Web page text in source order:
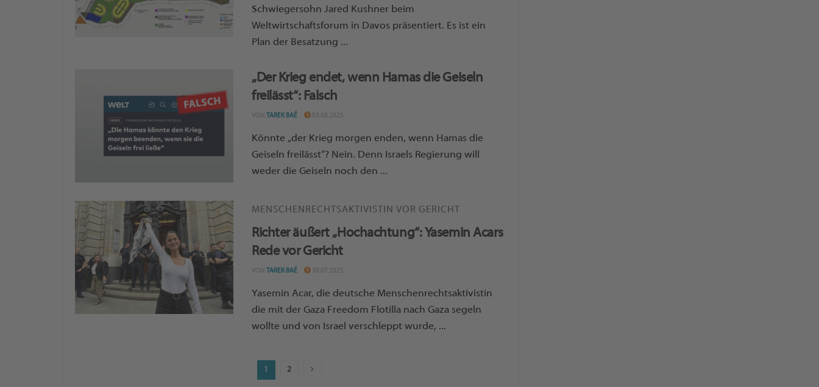
Schwiegersohn Jared Kushner beim
Weltwirtschaftsforum in Davos präsentiert. Es ist ein
Plan der Besatzung ...
„Der Krieg endet, wenn Hamas die Geiseln
freilässt“: Falsch
VON TAREK BAÉ 03.08.2025
Könnte „der Krieg morgen enden, wenn Hamas die
Geiseln freilässt“? Nein. Denn Israels Regierung will
weder die Geiseln noch den ...
MENSCHENRECHTSAKTIVISTIN VOR GERICHT
Richter äußert „Hochachtung“: Yasemin Acars
Rede vor Gericht
VON TAREK BAÉ 30.07.2025
Yasemin Acar, die deutsche Menschenrechtsaktivistin
die mit der Gaza Freedom Flotilla nach Gaza segeln
wollte und von Israel verschleppt wurde, ...
1 2